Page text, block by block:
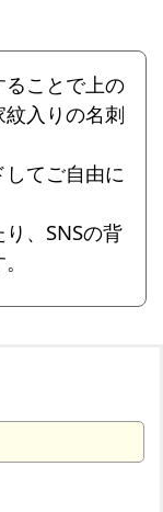
ことで上の
入りの名刺
てご自由に
、SNSの背